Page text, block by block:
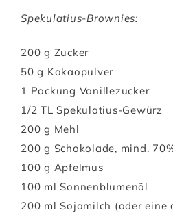
Spekulatius-Brownies:
200 g Zucker
50 g Kakaopulver
1 Packung Vanillezucker
1/2 TL Spekulatius-Gewürz
200 g Mehl
200 g Schokolade, mind.
100 g Apfelmus
100 ml Sonnenblumenöl
200 ml Sojamilch (oder eine